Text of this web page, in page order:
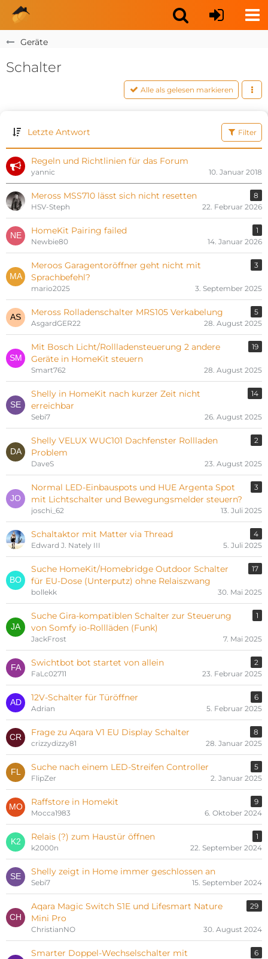
Geräte
Schalter
Alle als gelesen markieren
Letzte Antwort Filter
Regeln und Richtlinien für das Forum
yannic 10. Januar 2018
Meross MSS710 lässt sich nicht resetten
8
HSV-Steph
22. Februar 2026
HomeKit Pairing failed
1
Newbie80
14. Januar 2026
Meroos Garagentoröffner geht nicht mit
Sprachbefehl?
3
mario2025 3. September 2025
Meross Rolladenschalter MRS105 Verkabelung
5
AsgardGER22
28. August 2025
Mit Bosch Licht/Rollladensteuerung 2 andere
Geräte in HomeKit steuern
19
Smart762 28. August 2025
Shelly in HomeKit nach kurzer Zeit nicht
erreichbar
14
Sebi7 26. August 2025
Shelly VELUX WUC101 Dachfenster Rollladen
Problem
2
DaveS 23. August 2025
Normal LED-Einbauspots und HUE Argenta Spot
mit Lichtschalter und Bewegungsmelder steuern?
3
joschi_62 13. Juli 2025
Schaltaktor mit Matter via Thread
4
Edward J. Nately III
5. Juli 2025
Suche HomeKit/Homebridge Outdoor Schalter
für EU-Dose (Unterputz) ohne Relaiszwang
17
bollekk 30. Mai 2025
Suche Gira-kompatiblen Schalter zur Steuerung
von Somfy io-Rollläden (Funk)
1
JackFrost 7. Mai 2025
Swichtbot bot startet von allein
2
FaLc02711
23. Februar 2025
12V-Schalter für Türöffner
6
Adrian
5. Februar 2025
Frage zu Aqara V1 EU Display Schalter
8
crizzydizzy81
28. Januar 2025
Suche nach einem LED-Streifen Controller
5
FlipZer
2. Januar 2025
Raffstore in Homekit
9
Mocca1983
6. Oktober 2024
Relais (?) zum Haustür öffnen
1
k2000n
22. September 2024
Shelly zeigt in Home immer geschlossen an
Sebi7 15. September 2024
Aqara Magic Switch S1E und Lifesmart Nature
Mini Pro
29
ChristianNO 30. August 2024
Smarter Doppel-Wechselschalter mit
6